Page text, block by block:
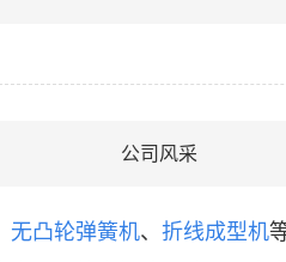
公司风采
无凸轮弹簧机、 折线成型机